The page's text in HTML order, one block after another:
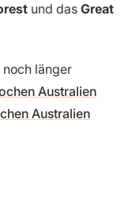
und das Great
länger
Australien
Australien